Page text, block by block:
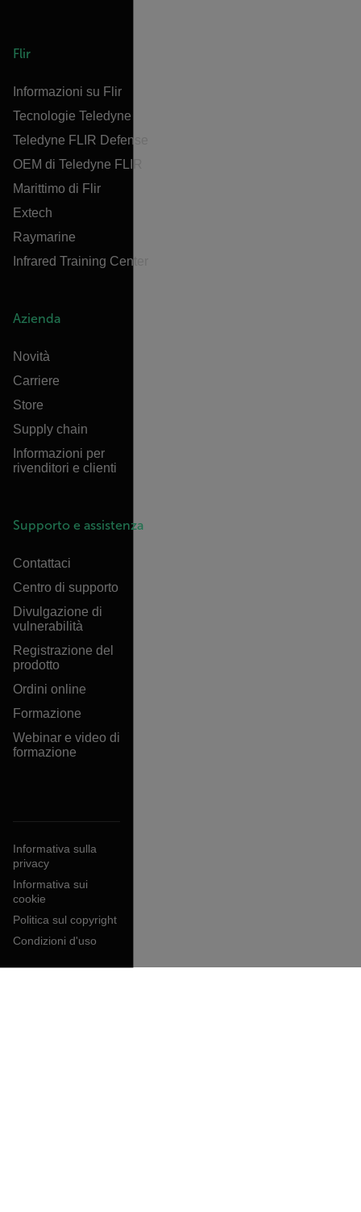
Flir
Informazioni su Flir
Tecnologie Teledyne
Teledyne FLIR Defense
OEM di Teledyne FLIR
Marittimo di Flir
Extech
Raymarine
Infrared Training Center
Azienda
Novità
Carriere
Store
Supply chain
Informazioni per
rivenditori e clienti
Supporto e assistenza
Contattaci
Centro di supporto
Divulgazione di
vulnerabilità
Registrazione del
prodotto
Ordini online
Formazione
Webinar e video di
formazione
Informativa sulla
privacy
Informativa sui
cookie
Politica sul copyright
Condizioni d'uso